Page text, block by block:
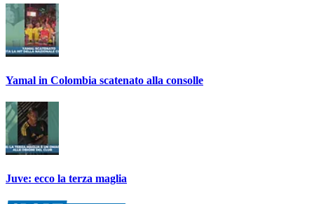
Yamal in Colombia scatenato alla consolle
Juve: ecco la terza maglia